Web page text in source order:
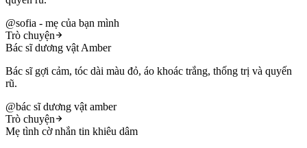
@sofia - mẹ của bạn mình
Trò chuyện
Bác sĩ dương vật Amber
Bác sĩ gợi cảm, tóc dài màu đỏ, áo khoác trắng, thống trị và quyến
rũ.
@bác sĩ dương vật amber
Trò chuyện
Mẹ tình cờ nhắn tin khiêu dâm